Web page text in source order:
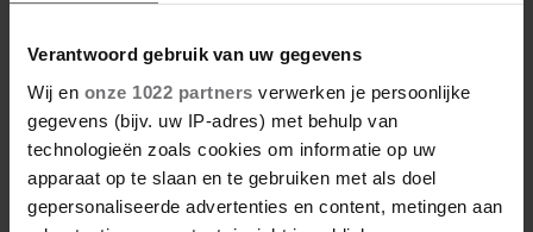
Verantwoord gebruik van uw gegevens
Wij en onze 1022 partners verwerken je persoonlijke
gegevens (bijv. uw IP-adres) met behulp van
technologieën zoals cookies om informatie op uw
apparaat op te slaan en te gebruiken met als doel
gepersonaliseerde advertenties en content, metingen aan